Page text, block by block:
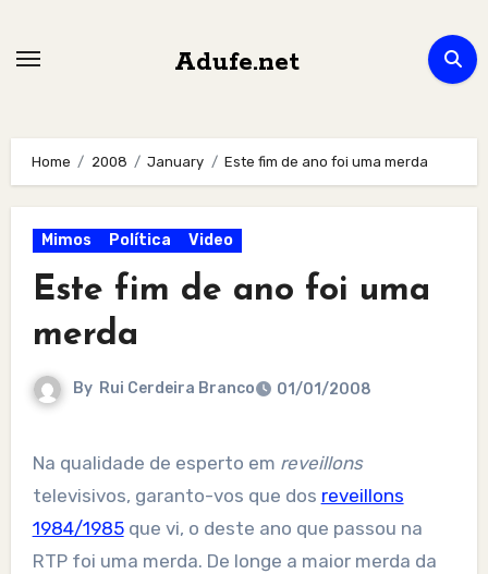
Adufe.net
Home 2008 January Este fim de ano foi uma merda
Mimos Política Video
Este fim de ano foi uma
merda
By Rui Cerdeira Branco 01/01/2008
Na qualidade de esperto em reveillons
televisivos, garanto-vos que dos reveillons
1984/1985que vi, o deste ano que passou na
RTP foi uma merda. De longe a maior merda da